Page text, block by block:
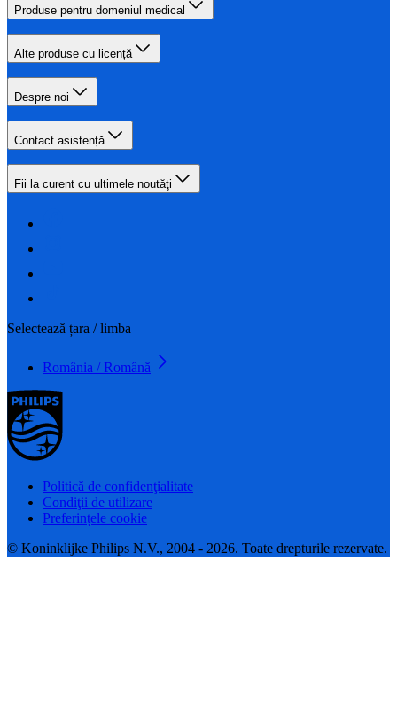
Produse pentru domeniul medical
Alte produse cu licență
Despre noi
Contact asistență
Fii la curent cu ultimele noutăţi
Selectează țara / limba
România / Română
Politică de confidenţialitate
Condiţii de utilizare
Preferințele cookie
© Koninklijke Philips N.V., 2004 - 2026. Toate drepturile rezervate.